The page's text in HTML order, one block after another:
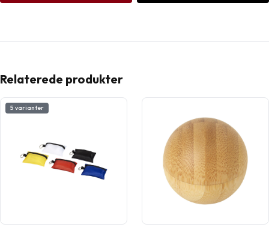
Relaterede produkter
5 varianter